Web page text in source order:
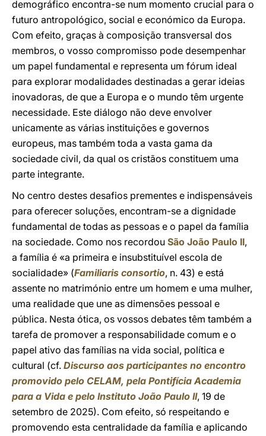
demográfico encontra-se num momento crucial para o
futuro antropológico, social e económico da Europa.
Com efeito, graças à composição transversal dos
membros, o vosso compromisso pode desempenhar
um papel fundamental e representa um fórum ideal
para explorar modalidades destinadas a gerar ideias
inovadoras, de que a Europa e o mundo têm urgente
necessidade. Este diálogo não deve envolver
unicamente as várias instituições e governos
europeus, mas também toda a vasta gama da
sociedade civil, da qual os cristãos constituem uma
parte integrante.
No centro destes desafios prementes e indispensáveis
para oferecer soluções, encontram-se a dignidade
fundamental de todas as pessoas e o papel da família
na sociedade. Como nos recordou São João Paulo II,
a família é «a primeira e insubstituível escola de
socialidade» (Familiaris consortio, n. 43) e está
assente no matrimónio entre um homem e uma mulher,
uma realidade que une as dimensões pessoal e
pública. Nesta ótica, os vossos debates têm também a
tarefa de promover a responsabilidade comum e o
papel ativo das famílias na vida social, política e
cultural (cf. Discurso aos participantes no encontro
promovido pelo CELAM, pela Pontifícia Academia
para a Vida e pelo Instituto João Paulo II, 19 de
setembro de 2025). Com efeito, só respeitando e
promovendo esta centralidade da família e aplicando